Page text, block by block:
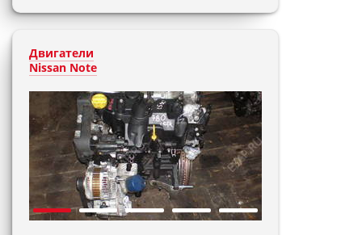
Двигатели
Nissan Note